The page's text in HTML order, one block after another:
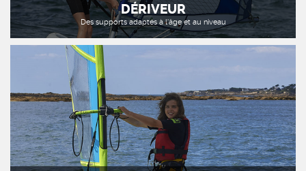
DÉRIVEUR
Des supports adaptés à l'âge et au niveau